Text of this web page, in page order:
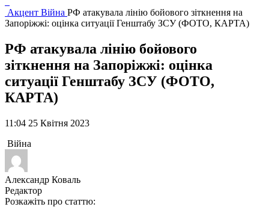
Акцент Війна РФ атакувала лінію бойового зіткнення на
Запоріжжі: оцінка ситуації Генштабу ЗСУ (ФОТО, КАРТА)
РФ атакувала лінію бойового
зіткнення на Запоріжжі: оцінка
ситуації Генштабу ЗСУ (ФОТО,
КАРТА)
11:04 25 Квітня 2023
Війна
Александр Коваль
Редактор
Розкажіть про статтю: